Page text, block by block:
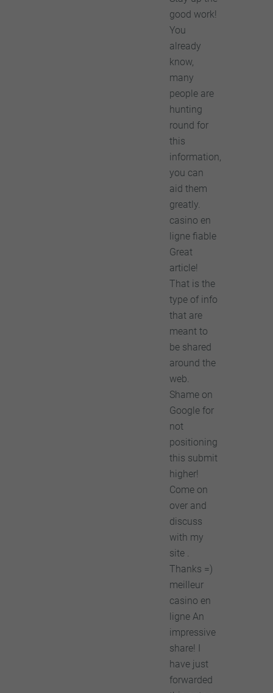
good work!
You
already
know,
many
people are
hunting
round for
this
information,
you can
aid them
greatly.
casino en
ligne fiable
Great
article!
That is the
type of info
that are
meant to
be shared
around the
web.
Shame on
Google for
not
positioning
this submit
higher!
Come on
over and
discuss
with my
site .
Thanks =)
meilleur
casino en
ligne An
impressive
share! I
have just
forwarded